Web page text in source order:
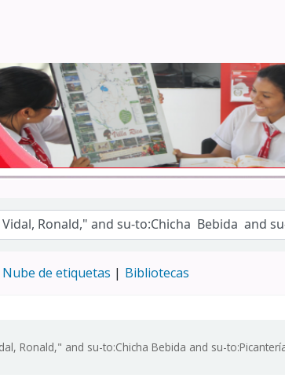
Nube de etiquetas Bibliotecas
Ronald," and su-to:Chicha Bebida and su-